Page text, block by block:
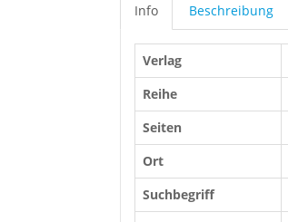
Info Beschreibung
Verlag
Reihe
Seiten
Ort
Suchbegriff